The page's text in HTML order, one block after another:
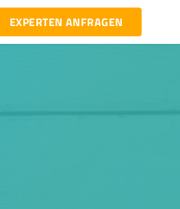
EXPERTEN ANFRAGEN